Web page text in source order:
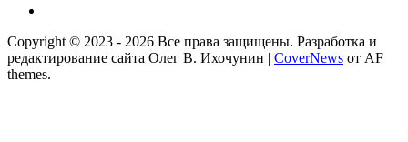
Copyright © 2023 - 2026 Все права защищены. Разработка и
редактирование сайта Олег В. Ихочунин | CoverNews от AF
themes.